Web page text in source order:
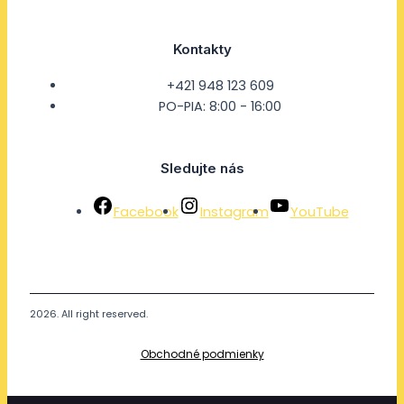
Kontakty
+421 948 123 609
PO-PIA: 8:00 - 16:00
Sledujte nás
Facebook Instagram YouTube
2026. All right reserved.
Obchodné podmienky